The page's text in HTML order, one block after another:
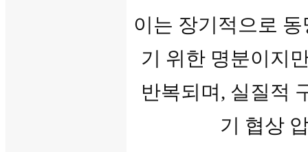
이는 장기적으로
기 위한 명분이지
반복되며, 실질적
기 협상